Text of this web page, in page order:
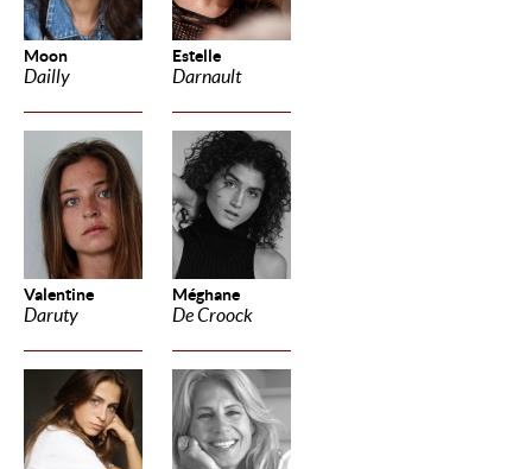
Moon
Dailly
Estelle
Darnault
Valentine
Daruty
Méghane
De Croock